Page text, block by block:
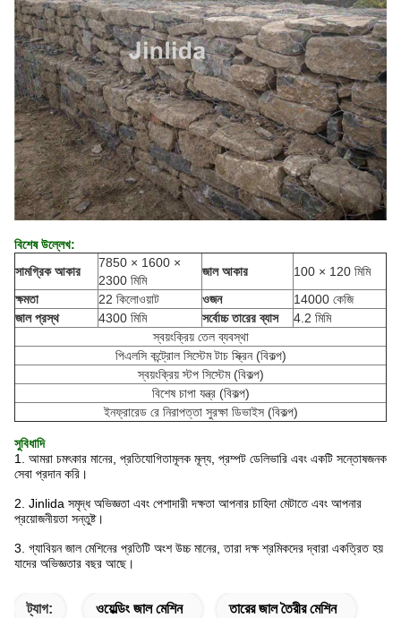
বিশেষ উল্লেখ:
সামগ্রিক আকার
7850 × 1600 ×
2300 মিমি
জাল আকার
100 × 120 মিমি
ক্ষমতা
22 কিলোওয়াট ওজন
14000 কেজি
জাল প্রস্থ
4300 মিমি সর্বোচ্চ তারের ব্যাস
4.2 মিমি
স্বয়ংক্রিয় তেল ব্যবস্থা
পিএলসি কন্ট্রোল সিস্টেম টাচ স্ক্রিন (বিকল্প)
স্বয়ংক্রিয় স্টপ সিস্টেম (বিকল্প)
বিশেষ চাপা যন্ত্র (বিকল্প)
ইনফ্রারেড রে নিরাপত্তা সুরক্ষা ডিভাইস (বিকল্প)
সুবিধাদি
1. আমরা চমৎকার মানের, প্রতিযোগিতামূলক মূল্য, প্রম্পট ডেলিভারি এবং একটি সন্তোষজনক
সেবা প্রদান করি।
2. Jinlida সমৃদ্ধ অভিজ্ঞতা এবং পেশাদারী দক্ষতা আপনার চাহিদা মেটাতে এবং আপনার
প্রয়োজনীয়তা সন্তুষ্ট।
3. গ্যাবিয়ন জাল মেশিনের প্রতিটি অংশ উচ্চ মানের, তারা দক্ষ শ্রমিকদের দ্বারা একত্রিত হয়
যাদের অভিজ্ঞতার বছর আছে।
ট্যাগ: ওয়েল্ডিং জাল মেশিন তারের জাল তৈরীর মেশিন